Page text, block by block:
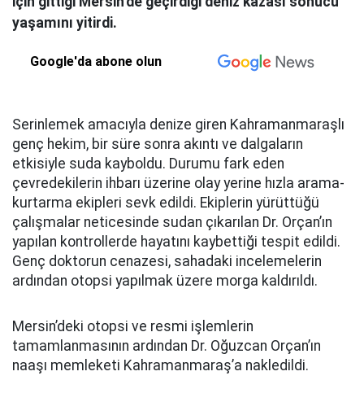
yaşamını yitirdi.
Google'da abone olun
Serinlemek amacıyla denize giren Kahramanmaraşlı
genç hekim, bir süre sonra akıntı ve dalgaların
etkisiyle suda kayboldu. Durumu fark eden
çevredekilerin ihbarı üzerine olay yerine hızla arama-
kurtarma ekipleri sevk edildi. Ekiplerin yürüttüğü
çalışmalar neticesinde sudan çıkarılan Dr. Orçan’ın
yapılan kontrollerde hayatını kaybettiği tespit edildi.
Genç doktorun cenazesi, sahadaki incelemelerin
ardından otopsi yapılmak üzere morga kaldırıldı.
Mersin’deki otopsi ve resmi işlemlerin
tamamlanmasının ardından Dr. Oğuzcan Orçan’ın
naaşı memleketi Kahramanmaraş’a nakledildi.